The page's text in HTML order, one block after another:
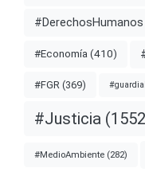
#DerechosHumanos
#Economía (410)
#FGR (369)
#Justicia
#MedioAmbiente (282)